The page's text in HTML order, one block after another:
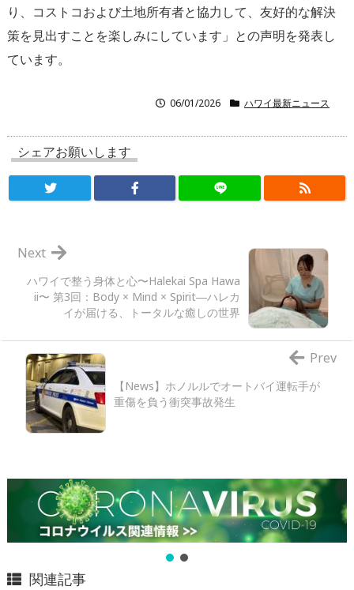
り、コストコおよび土地所有者と協力して、 友好的な解決
策を見出すことを楽しみにしています」 との声明を発表し
ています。
06/01/2026 ハワイ最新ニュース
シェアお願いします
ハワイで整う身体と心〜Halekai Spa Hawa
ii〜 第3回：Body × Mind × Spirit―ハレカ
イが届ける、トータルな癒しの世界
Next
【News】ホノルルでオートバイ運転手が
重傷を負う衝突事故発生
Prev
関連記事